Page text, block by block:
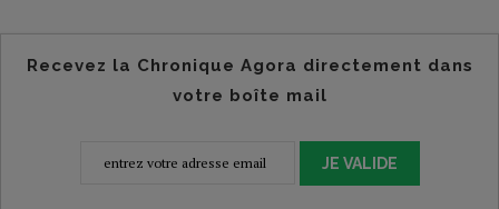
Recevez la Chronique Agora directement dans
votre boîte mail
JE VALIDE